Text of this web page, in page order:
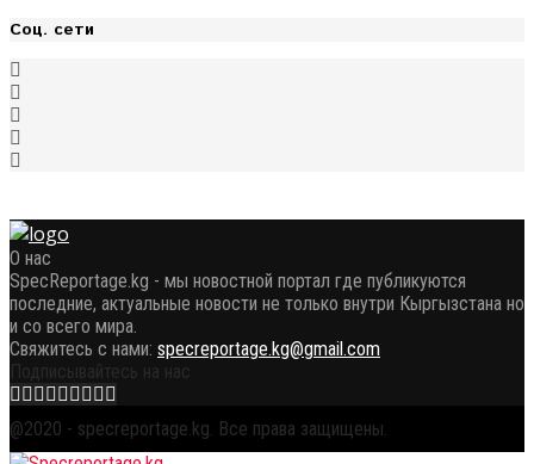
Соц. сети
О нас
SpecReportage.kg - мы новостной портал где публикуются
последние, актуальные новости не только внутри Кыргызстана но
и со всего мира.
Свяжитесь с нами: specreportage.kg@gmail.com
Подписывайтесь на нас
Facebook
Twitter
Instagram
Youtube
Email
VkTelegram
Whatsapp
@2020 - specreportage.kg. Все права защищены.